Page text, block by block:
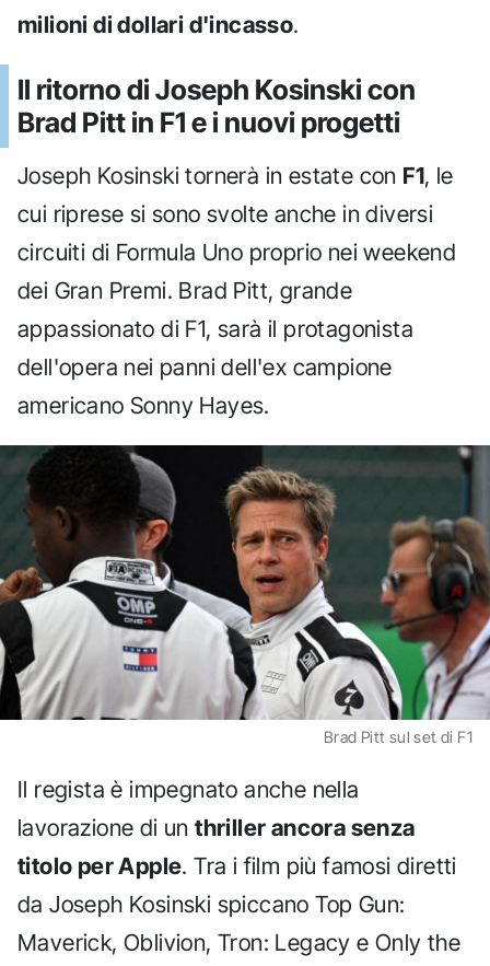
milioni di dollari d'incasso.
Il ritorno di Joseph Kosinski con
Brad Pitt in F1 e i nuovi progetti
Joseph Kosinski tornerà in estate con F1, le
cui riprese si sono svolte anche in diversi
circuiti di Formula Uno proprio nei weekend
dei Gran Premi. Brad Pitt, grande
appassionato di F1, sarà il protagonista
dell'opera nei panni dell'ex campione
americano Sonny Hayes.
Brad Pitt sul set di F1
Il regista è impegnato anche nella
lavorazione di unthriller ancora senza
titolo per Apple. Tra i film più famosi diretti
da Joseph Kosinski spiccano Top Gun:
Maverick, Oblivion, Tron: Legacy e Only the